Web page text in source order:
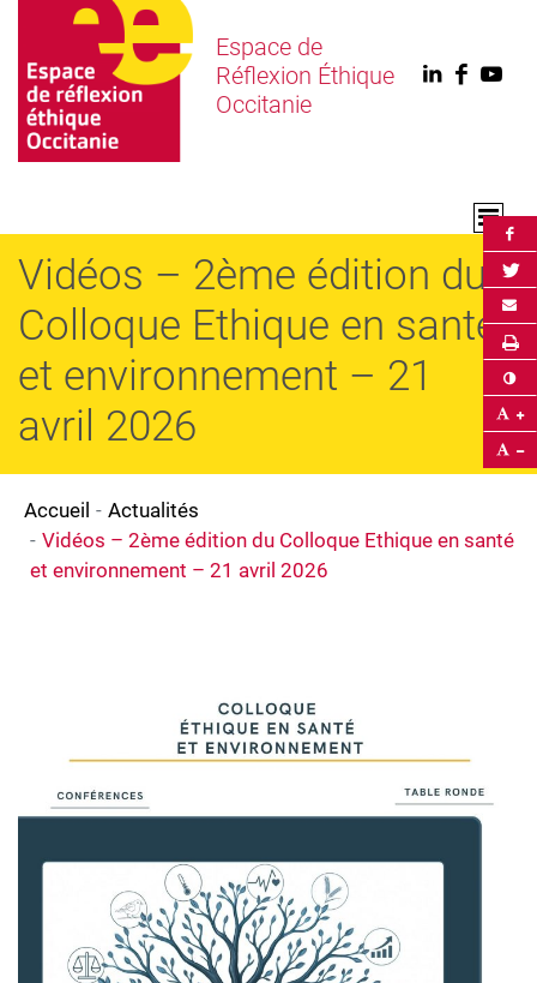
Espace de
Réflexion Éthique
Occitanie
Linkedin
Vidéos – 2ème édition du
Colloque Ethique en santé
et environnement – 21
avril 2026
Accueil
Actualités
Vidéos – 2ème édition du Colloque Ethique en santé
et environnement – 21 avril 2026